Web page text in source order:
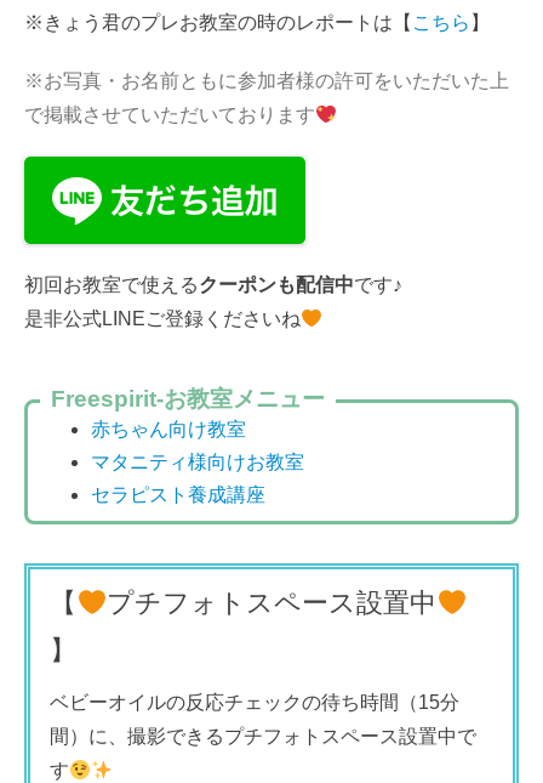
※きょう君のプレお教室の時のレポートは【 こちら 】
※お写真・お名前ともに参加者様の許可をいただいた上
で掲載させていただいております
初回お教室で使えるクーポンも配信中です♪
是非公式LINEご登録くださいね
Freespirit-お教室メニュー
赤ちゃん向け教室
マタニティ様向けお教室
セラピスト養成講座
【
プチフォトスペース設置中
】
ベビーオイルの反応チェックの待ち時間（15分
間）に、撮影できるプチフォトスペース設置中で
す